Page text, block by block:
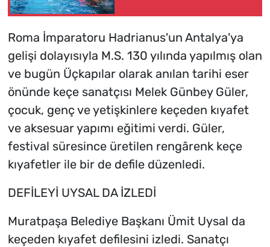
Roma İmparatoru Hadrianus'un Antalya'ya
gelişi dolayısıyla M.S. 130 yılında yapılmış olan
ve bugün Üçkapılar olarak anılan tarihi eser
önünde keçe sanatçısı Melek Günbey Güler,
çocuk, genç ve yetişkinlere keçeden kıyafet
ve aksesuar yapımı eğitimi verdi. Güler,
festival süresince üretilen rengârenk keçe
kıyafetler ile bir de defile düzenledi.
DEFİLEYİ UYSAL DA İZLEDİ
Muratpaşa Belediye Başkanı Ümit Uysal da
keçeden kıyafet defilesini izledi. Sanatçı